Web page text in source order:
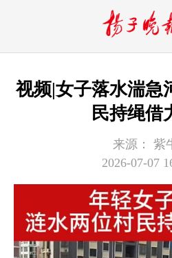
视频|女子落水湍急
民持绳借
来源：
紫
2026-07-07